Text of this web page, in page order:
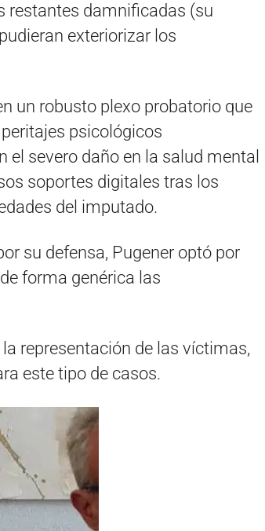
restantes damnificadas (su
exteriorizar los
un robusto plexo probatorio que
psicológicos
severo daño en la salud mental
soportes digitales tras los
del imputado.
su defensa, Pugener optó por
forma genérica las
representación de las víctimas,
este tipo de casos.